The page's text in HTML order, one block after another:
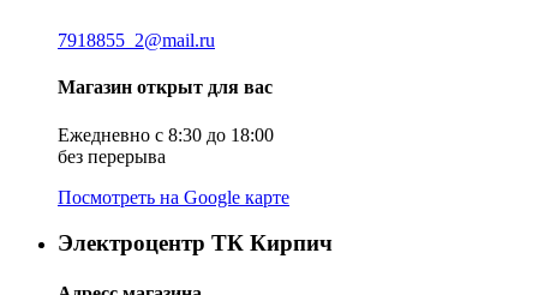
7918855_2@mail.ru
Магазин открыт для вас
Ежедневно с 8:30 до 18:00
без перерыва
Посмотреть на Google карте
Электроцентр ТК Кирпич